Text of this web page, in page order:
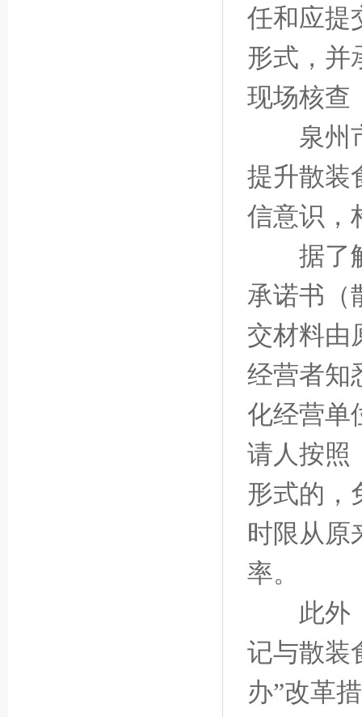
任和应提
形式，并
现场核查
泉州市
提升散装
信意识，
据了解
承诺书（
交材料由
经营者知
化经营单
请人按照
形式的，
时限从原
率。
此外，
记与散装
办”改革